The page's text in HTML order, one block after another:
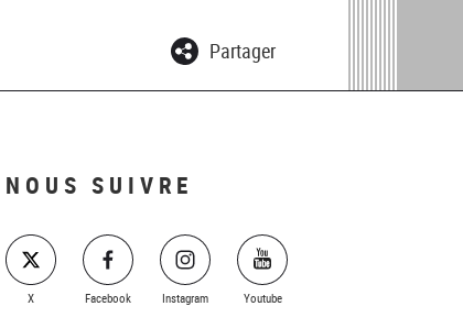
Partager
NOUS SUIVRE
X Facebook Instagram Youtube